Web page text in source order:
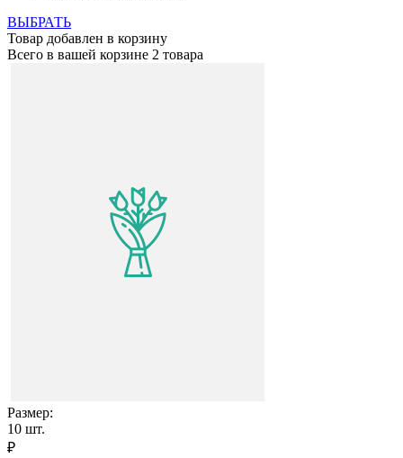
ВЫБРАТЬ
Товар добавлен в корзину
Всего в вашей корзине 2 товара
Размер:
10 шт.
₽